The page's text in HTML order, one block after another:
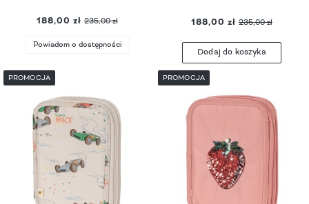
188,00 zł 235,00 zł
Powiadom o dostępności
188,00 zł 235,00 zł
Dodaj do koszyka
PROMOCJA PROMOCJA